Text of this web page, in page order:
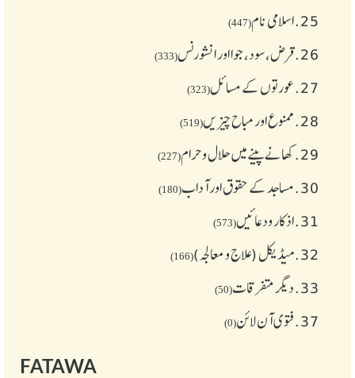
25. اسلامی نام(447)
26. قرض،سود، جوا اور انشورنس(333)
27. عورتوں کے مسائل(323)
28. ممنوع اور مباح چیز یں(519)
29. کھانے پینے میں حلال و حرام(227)
30. مساجد کے حقوق اور آداب(180)
31. اذکار ودعائیں(573)
32. میڈیکل (علاج و معالجہ)(166)
33. دیگر متفرقات(50)
37. فتوی آن لائن(0)
FATAWA